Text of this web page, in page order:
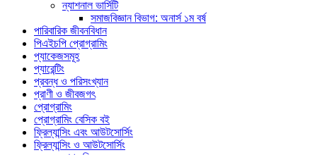
ন্যাশনাল ভার্সিটি
সমাজবিজ্ঞান বিভাগ: অনার্স ১ম বর্ষ
পারিবারিক জীবনবিধান
পিএইচপি প্রোগ্রামিং
প্যাকেজসমূহ
প্যারেন্টিং
প্রবন্ধ ও পরিসংখ্যান
প্রাণী ও জীবজগৎ
প্রোগ্রামিং
প্রোগ্রামিং বেসিক বই
ফ্রিল্যান্সিং এবং আউটসোর্সিং
ফ্রিল্যান্সিং ও আউটসোর্সিং